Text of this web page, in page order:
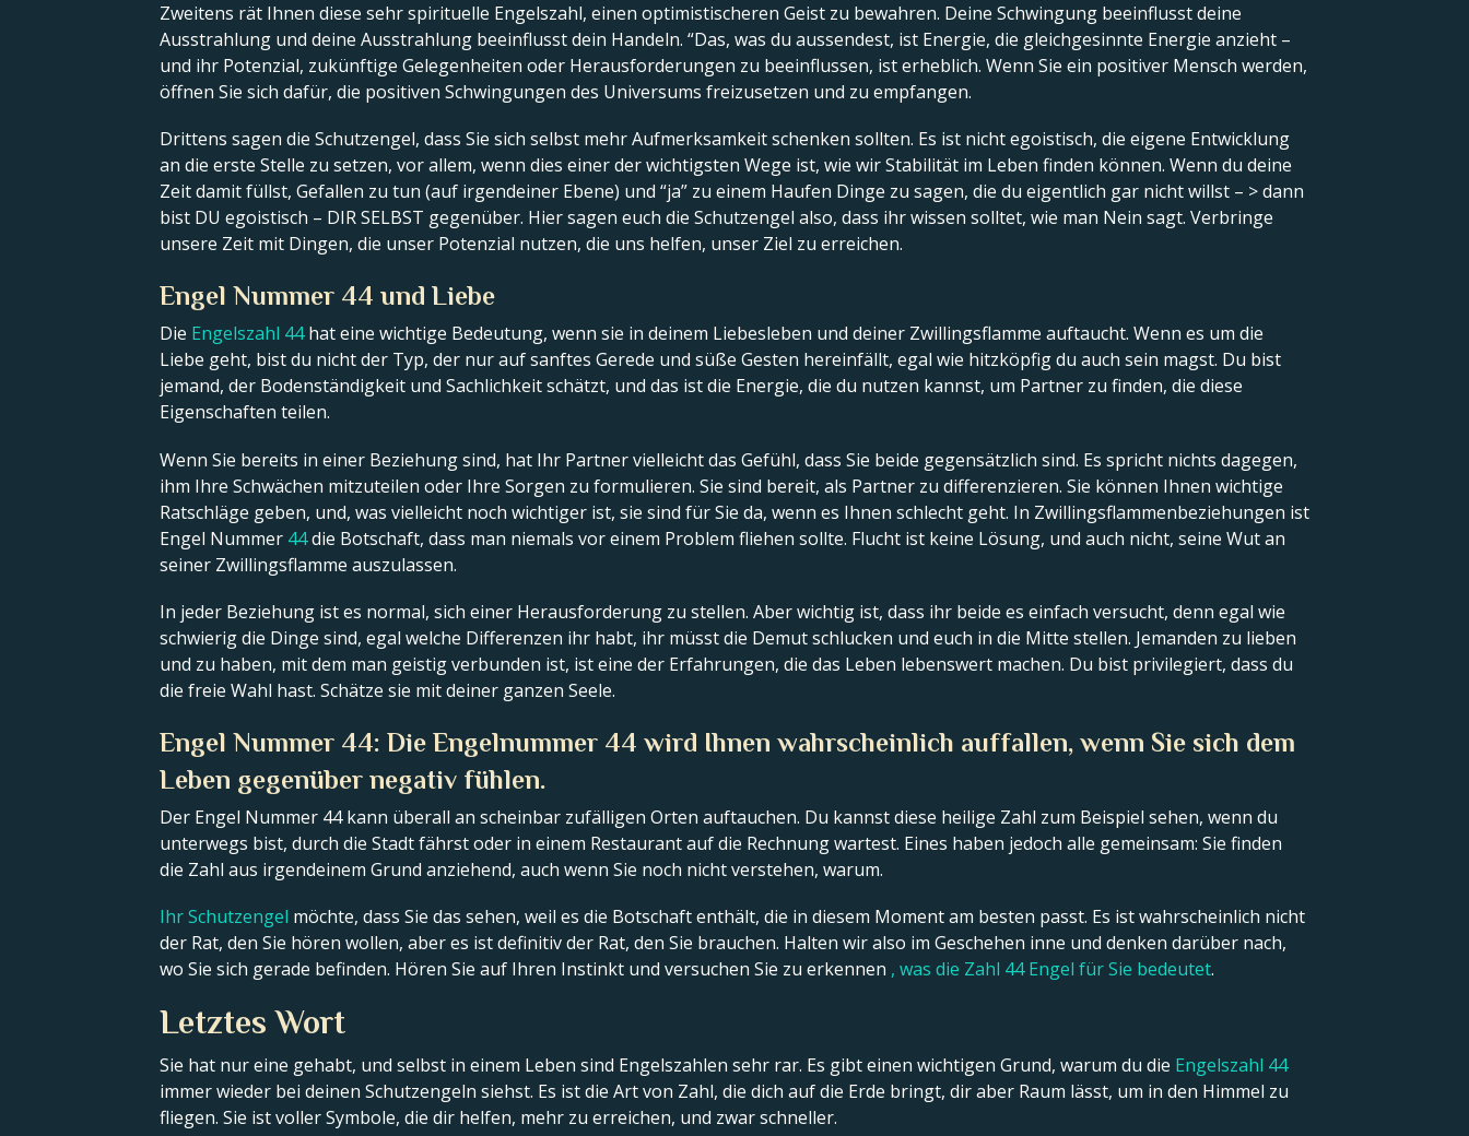
Zweitens rät Ihnen diese sehr spirituelle Engelszahl, einen optimistischeren Geist zu bewahren. Deine Schwingung beeinflusst deine
Ausstrahlung und deine Ausstrahlung beeinflusst dein Handeln. “Das, was du aussendest, ist Energie, die gleichgesinnte Energie anzieht –
und ihr Potenzial, zukünftige Gelegenheiten oder Herausforderungen zu beeinflussen, ist erheblich. Wenn Sie ein positiver Mensch werden,
öffnen Sie sich dafür, die positiven Schwingungen des Universums freizusetzen und zu empfangen.
Drittens sagen die Schutzengel, dass Sie sich selbst mehr Aufmerksamkeit schenken sollten. Es ist nicht egoistisch, die eigene Entwicklung
an die erste Stelle zu setzen, vor allem, wenn dies einer der wichtigsten Wege ist, wie wir Stabilität im Leben finden können. Wenn du deine
Zeit damit füllst, Gefallen zu tun (auf irgendeiner Ebene) und “ja” zu einem Haufen Dinge zu sagen, die du eigentlich gar nicht willst – > dann
bist DU egoistisch – DIR SELBST gegenüber. Hier sagen euch die Schutzengel also, dass ihr wissen solltet, wie man Nein sagt. Verbringe
unsere Zeit mit Dingen, die unser Potenzial nutzen, die uns helfen, unser Ziel zu erreichen.
Engel Nummer 44 und Liebe
Die Engelszahl 44hat eine wichtige Bedeutung, wenn sie in deinem Liebesleben und deiner Zwillingsflamme auftaucht. Wenn es um die
Liebe geht, bist du nicht der Typ, der nur auf sanftes Gerede und süße Gesten hereinfällt, egal wie hitzköpfig du auch sein magst. Du bist
jemand, der Bodenständigkeit und Sachlichkeit schätzt, und das ist die Energie, die du nutzen kannst, um Partner zu finden, die diese
Eigenschaften teilen.
Wenn Sie bereits in einer Beziehung sind, hat Ihr Partner vielleicht das Gefühl, dass Sie beide gegensätzlich sind. Es spricht nichts dagegen,
ihm Ihre Schwächen mitzuteilen oder Ihre Sorgen zu formulieren. Sie sind bereit, als Partner zu differenzieren. Sie können Ihnen wichtige
Ratschläge geben, und, was vielleicht noch wichtiger ist, sie sind für Sie da, wenn es Ihnen schlecht geht. In Zwillingsflammenbeziehungen ist
Engel Nummer 44die Botschaft, dass man niemals vor einem Problem fliehen sollte. Flucht ist keine Lösung, und auch nicht, seine Wut an
seiner Zwillingsflamme auszulassen.
In jeder Beziehung ist es normal, sich einer Herausforderung zu stellen. Aber wichtig ist, dass ihr beide es einfach versucht, denn egal wie
schwierig die Dinge sind, egal welche Differenzen ihr habt, ihr müsst die Demut schlucken und euch in die Mitte stellen. Jemanden zu lieben
und zu haben, mit dem man geistig verbunden ist, ist eine der Erfahrungen, die das Leben lebenswert machen. Du bist privilegiert, dass du
die freie Wahl hast. Schätze sie mit deiner ganzen Seele.
Engel Nummer 44: Die Engelnummer 44 wird Ihnen wahrscheinlich auffallen, wenn Sie sich dem
Leben gegenüber negativ fühlen.
Der Engel Nummer 44 kann überall an scheinbar zufälligen Orten auftauchen. Du kannst diese heilige Zahl zum Beispiel sehen, wenn du
unterwegs bist, durch die Stadt fährst oder in einem Restaurant auf die Rechnung wartest. Eines haben jedoch alle gemeinsam: Sie finden
die Zahl aus irgendeinem Grund anziehend, auch wenn Sie noch nicht verstehen, warum.
Ihr Schutzengel möchte, dass Sie das sehen, weil es die Botschaft enthält, die in diesem Moment am besten passt. Es ist wahrscheinlich nicht
der Rat, den Sie hören wollen, aber es ist definitiv der Rat, den Sie brauchen. Halten wir also im Geschehen inne und denken darüber nach,
wo Sie sich gerade befinden. Hören Sie auf Ihren Instinkt und versuchen Sie zu erkennen , was die Zahl 44 Engel für Sie bedeutet.
Letztes Wort
Sie hat nur eine gehabt, und selbst in einem Leben sind Engelszahlen sehr rar. Es gibt einen wichtigen Grund, warum du die Engelszahl 44
immer wieder bei deinen Schutzengeln siehst. Es ist die Art von Zahl, die dich auf die Erde bringt, dir aber Raum lässt, um in den Himmel zu
fliegen. Sie ist voller Symbole, die dir helfen, mehr zu erreichen, und zwar schneller.